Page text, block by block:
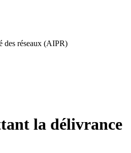
des réseaux (AIPR)
la délivrance